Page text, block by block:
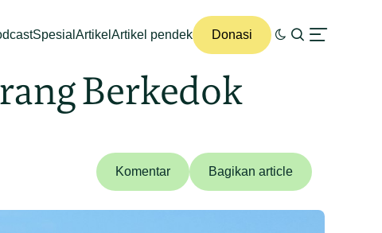
Spesial Artikel Artikel pendek Donasi
Berkedok
Komentar Bagikan article